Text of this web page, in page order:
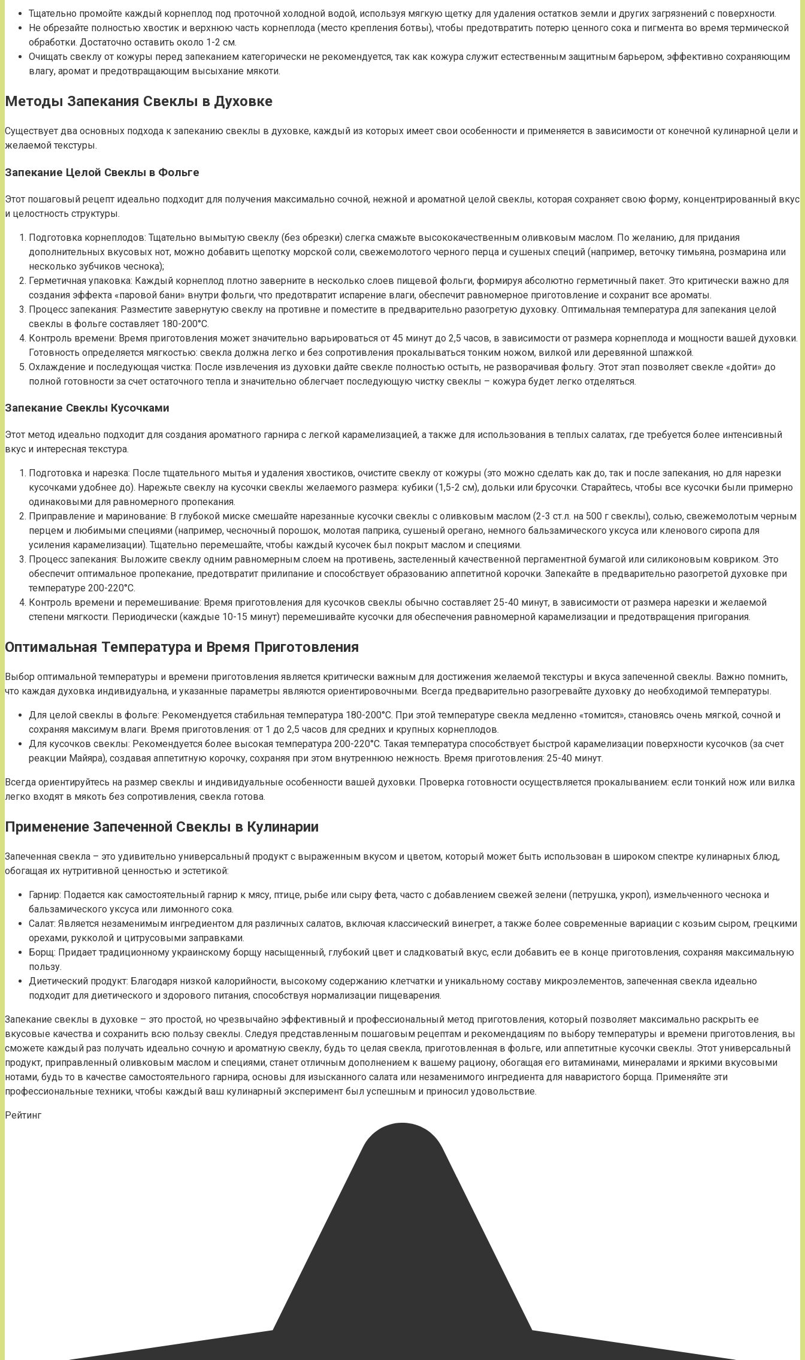
Тщательно промойте каждый корнеплод под проточной холодной водой, используя мягкую щетку для удаления остатков земли и других загрязнений с поверхности.
Не обрезайте полностью хвостик и верхнюю часть корнеплода (место крепления ботвы), чтобы предотвратить потерю ценного сока и пигмента во время термической
обработки. Достаточно оставить около 1-2 см.
Очищать свеклу от кожуры перед запеканием категорически не рекомендуется, так как кожура служит естественным защитным барьером, эффективно сохраняющим
влагу, аромат и предотвращающим высыхание мякоти.
Методы Запекания Свеклы в Духовке
Существует два основных подхода к запеканию свеклы в духовке, каждый из которых имеет свои особенности и применяется в зависимости от конечной кулинарной цели и
желаемой текстуры.
Запекание Целой Свеклы в Фольге
Этот пошаговый рецепт идеально подходит для получения максимально сочной, нежной и ароматной целой свеклы, которая сохраняет свою форму, концентрированный вкус
и целостность структуры.
Подготовка корнеплодов: Тщательно вымытую свеклу (без обрезки) слегка смажьте высококачественным оливковым маслом. По желанию, для придания
дополнительных вкусовых нот, можно добавить щепотку морской соли, свежемолотого черного перца и сушеных специй (например, веточку тимьяна, розмарина или
несколько зубчиков чеснока);
Герметичная упаковка: Каждый корнеплод плотно заверните в несколько слоев пищевой фольги, формируя абсолютно герметичный пакет. Это критически важно для
создания эффекта «паровой бани» внутри фольги, что предотвратит испарение влаги, обеспечит равномерное приготовление и сохранит все ароматы.
Процесс запекания: Разместите завернутую свеклу на противне и поместите в предварительно разогретую духовку. Оптимальная температура для запекания целой
свеклы в фольге составляет 180-200°C.
Контроль времени: Время приготовления может значительно варьироваться от 45 минут до 2,5 часов, в зависимости от размера корнеплода и мощности вашей духовки.
Готовность определяется мягкостью: свекла должна легко и без сопротивления прокалываться тонким ножом, вилкой или деревянной шпажкой.
Охлаждение и последующая чистка: После извлечения из духовки дайте свекле полностью остыть, не разворачивая фольгу. Этот этап позволяет свекле «дойти» до
полной готовности за счет остаточного тепла и значительно облегчает последующую чистку свеклы – кожура будет легко отделяться.
Запекание Свеклы Кусочками
Этот метод идеально подходит для создания ароматного гарнира с легкой карамелизацией, а также для использования в теплых салатах, где требуется более интенсивный
вкус и интересная текстура.
Подготовка и нарезка: После тщательного мытья и удаления хвостиков, очистите свеклу от кожуры (это можно сделать как до, так и после запекания, но для нарезки
кусочками удобнее до). Нарежьте свеклу на кусочки свеклы желаемого размера: кубики (1,5-2 см), дольки или брусочки. Старайтесь, чтобы все кусочки были примерно
одинаковыми для равномерного пропекания.
Приправление и маринование: В глубокой миске смешайте нарезанные кусочки свеклы с оливковым маслом (2-3 ст.л. на 500 г свеклы), солью, свежемолотым черным
перцем и любимыми специями (например, чесночный порошок, молотая паприка, сушеный орегано, немного бальзамического уксуса или кленового сиропа для
усиления карамелизации). Тщательно перемешайте, чтобы каждый кусочек был покрыт маслом и специями.
Процесс запекания: Выложите свеклу одним равномерным слоем на противень, застеленный качественной пергаментной бумагой или силиконовым ковриком. Это
обеспечит оптимальное пропекание, предотвратит прилипание и способствует образованию аппетитной корочки. Запекайте в предварительно разогретой духовке при
температуре 200-220°C.
Контроль времени и перемешивание: Время приготовления для кусочков свеклы обычно составляет 25-40 минут, в зависимости от размера нарезки и желаемой
степени мягкости. Периодически (каждые 10-15 минут) перемешивайте кусочки для обеспечения равномерной карамелизации и предотвращения пригорания.
Оптимальная Температура и Время Приготовления
Выбор оптимальной температуры и времени приготовления является критически важным для достижения желаемой текстуры и вкуса запеченной свеклы. Важно помнить,
что каждая духовка индивидуальна, и указанные параметры являются ориентировочными. Всегда предварительно разогревайте духовку до необходимой температуры.
Для целой свеклы в фольге: Рекомендуется стабильная температура 180-200°C. При этой температуре свекла медленно «томится», становясь очень мягкой, сочной и
сохраняя максимум влаги. Время приготовления: от 1 до 2,5 часов для средних и крупных корнеплодов.
Для кусочков свеклы: Рекомендуется более высокая температура 200-220°C. Такая температура способствует быстрой карамелизации поверхности кусочков (за счет
реакции Майяра), создавая аппетитную корочку, сохраняя при этом внутреннюю нежность. Время приготовления: 25-40 минут.
Всегда ориентируйтесь на размер свеклы и индивидуальные особенности вашей духовки. Проверка готовности осуществляется прокалыванием: если тонкий нож или вилка
легко входят в мякоть без сопротивления, свекла готова.
Применение Запеченной Свеклы в Кулинарии
Запеченная свекла – это удивительно универсальный продукт с выраженным вкусом и цветом, который может быть использован в широком спектре кулинарных блюд,
обогащая их нутритивной ценностью и эстетикой:
Гарнир: Подается как самостоятельный гарнир к мясу, птице, рыбе или сыру фета, часто с добавлением свежей зелени (петрушка, укроп), измельченного чеснока и
бальзамического уксуса или лимонного сока.
Салат: Является незаменимым ингредиентом для различных салатов, включая классический винегрет, а также более современные вариации с козьим сыром, грецкими
орехами, рукколой и цитрусовыми заправками.
Борщ: Придает традиционному украинскому борщу насыщенный, глубокий цвет и сладковатый вкус, если добавить ее в конце приготовления, сохраняя максимальную
пользу.
Диетический продукт: Благодаря низкой калорийности, высокому содержанию клетчатки и уникальному составу микроэлементов, запеченная свекла идеально
подходит для диетического и здорового питания, способствуя нормализации пищеварения.
Запекание свеклы в духовке – это простой, но чрезвычайно эффективный и профессиональный метод приготовления, который позволяет максимально раскрыть ее
вкусовые качества и сохранить всю пользу свеклы. Следуя представленным пошаговым рецептам и рекомендациям по выбору температуры и времени приготовления, вы
сможете каждый раз получать идеально сочную и ароматную свеклу, будь то целая свекла, приготовленная в фольге, или аппетитные кусочки свеклы. Этот универсальный
продукт, приправленный оливковым маслом и специями, станет отличным дополнением к вашему рациону, обогащая его витаминами, минералами и яркими вкусовыми
нотами, будь то в качестве самостоятельного гарнира, основы для изысканного салата или незаменимого ингредиента для наваристого борща. Применяйте эти
профессиональные техники, чтобы каждый ваш кулинарный эксперимент был успешным и приносил удовольствие.
Рейтинг